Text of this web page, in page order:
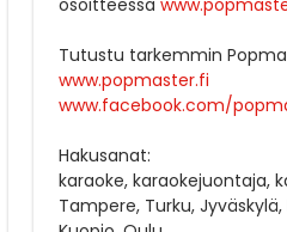
Tutustu tarkemmin
www.popmaster.fi
www.facebook.com/
Hakusanat:
karaoke, karaokejuontaja,
Tampere, Turku, Jyväskylä,